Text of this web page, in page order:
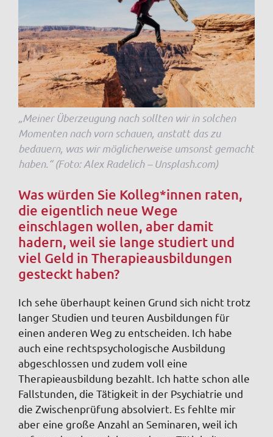
„Meiner Überzeugung nach sollten wir in solchen
Momenten nach vorn schauen, anstatt das zu
bedauern, was wir möglicherweise umsonst gemacht
haben.“ (Foto: Alex Radelich – Unsplash.com)
Was würden Sie Kolleg*innen raten,
die eigentlich neue Wege
einschlagen wollen, aber damit
hadern, weil sie lange studiert und
viel Geld in Therapieausbildungen
gesteckt haben?
Ich sehe überhaupt keinen Grund sich nicht trotz
langer Studien und teuren Ausbildungen für
einen anderen Weg zu entscheiden. Ich habe
auch eine rechtspsychologische Ausbildung
abgeschlossen und zudem voll eine
Therapieausbildung bezahlt. Ich hatte schon alle
Fallstunden, die Tätigkeit in der Psychiatrie und
die Zwischenprüfung absolviert. Es fehlte mir
aber eine große Anzahl an Seminaren, weil ich